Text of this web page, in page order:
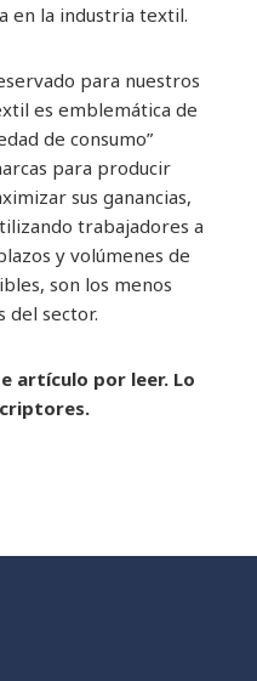
en la industria textil.
para nuestros
es emblemática de
de consumo”
para producir
sus ganancias,
trabajadores a
y volúmenes de
son los menos
del sector.
artículo por leer. Lo